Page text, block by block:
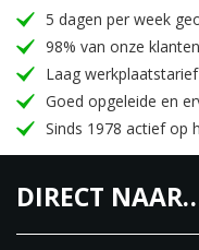
5 dagen per week
98% van onze
Laag
Goed opgeleide en
Sinds 1978 actief op
DIRECT